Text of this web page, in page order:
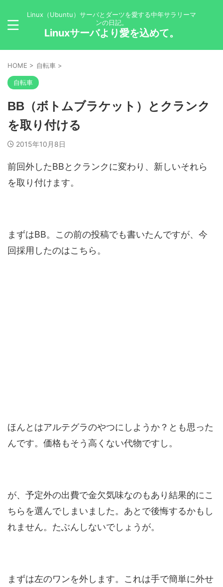
Linux（Ubuntu）サーバとダーツを愛する中年サラリーマ
ンの日記。
Linuxサーバより愛を込めて。
HOME > 自転車 >
自転車
BB（ボトムブラケット）とクランク
を取り付ける
2015年10月8日
前回外したBBとクランクに変わり、新しいそれら
を取り付けます。
まずはBB。この前の投稿でも書いたんですが、今
回採用したのはこちら。
ほんとはアルテグラのやつにしようか？とも思った
んです。価格もそう高くない代物ですし。
が、予定外の出費で金欠気味なのもあり結果的にこ
ちらを選んでしまいました。あとで後悔するかもし
れません。たぶんしないでしょうが。
まずは左のワンを外します。これは手で簡単に外せ